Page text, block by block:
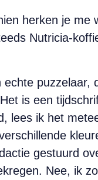
herken je me
Nutricia-
puzzelaar,
is een
lees ik het
gestuurd
Nee, ik